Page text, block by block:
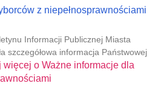
z niepełnosprawnościami
Informacji Publicznej Miasta
szczegółowa informacja Państwowej
więcej o Ważne informacje dla